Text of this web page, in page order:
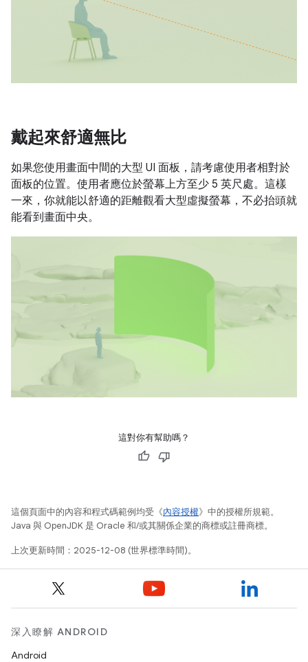
戴起來舒適無比
如果您使用畫面中間的大型 UI 面板，請考慮使用者相對於
面板的位置。使用者應位於螢幕上方至少 5 英尺處。這樣
一來，你就能以舒適的距離觀看大型虛擬螢幕，不必抬頭就
能看到畫面中央。
這對你有幫助嗎？
這個頁面中的內容和程式碼範例均受《內容授權》中的授權所規範。
Java 與 OpenJDK 是 Oracle 和/或其關係企業的商標或註冊商標。
上次更新時間：2025-12-08 (世界標準時間)。
深入瞭解 ANDROID
Android